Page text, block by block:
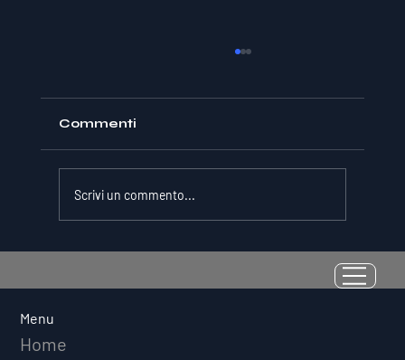
Misurabile: Perché il Quoziente di
Commenti
Scrivi un commento...
Menu
Home